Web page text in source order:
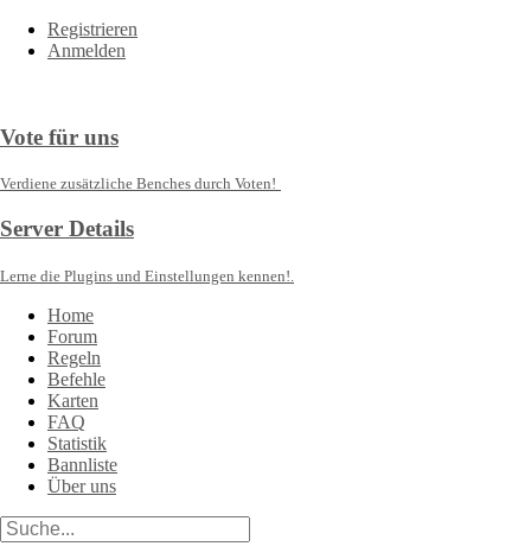
Registrieren
Anmelden
Vote für uns
Verdiene zusätzliche Benches durch Voten!
Server Details
Lerne die Plugins und Einstellungen kennen!.
Home
Forum
Regeln
Befehle
Karten
FAQ
Statistik
Bannliste
Über uns